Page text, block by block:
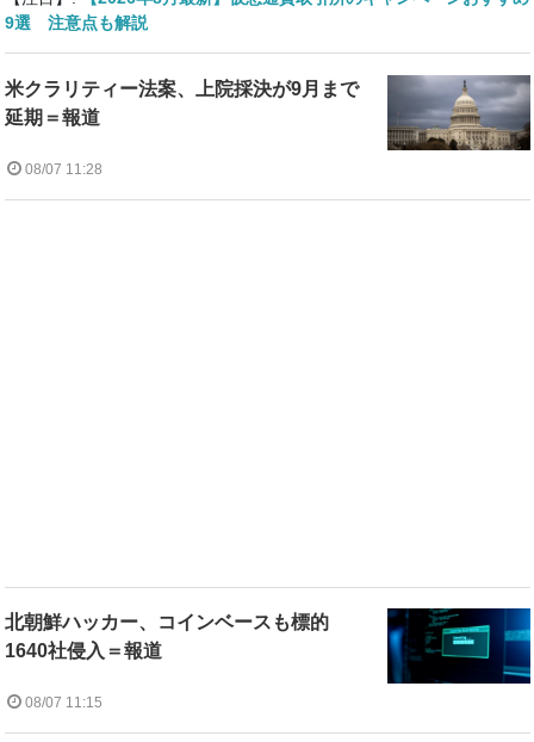
9選 注意点も解説
米クラリティー法案、上院採決が9月まで
延期＝報道
08/07 11:28
北朝鮮ハッカー、コインベースも標的
1640社侵入＝報道
08/07 11:15